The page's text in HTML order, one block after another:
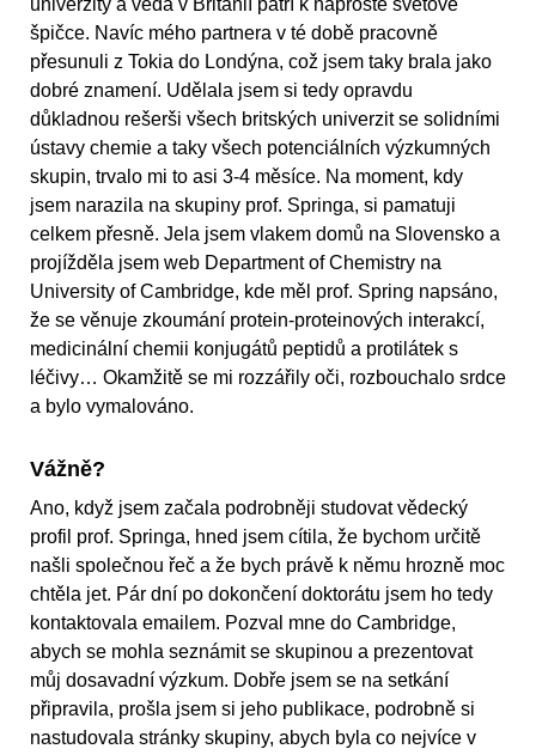
univerzity a věda v Británií patří k naprosté světové
špičce. Navíc mého partnera v té době pracovně
přesunuli z Tokia do Londýna, což jsem taky brala jako
dobré znamení. Udělala jsem si tedy opravdu
důkladnou rešerši všech britských univerzit se solidními
ústavy chemie a taky všech potenciálních výzkumných
skupin, trvalo mi to asi 3-4 měsíce. Na moment, kdy
jsem narazila na skupiny prof. Springa, si pamatuji
celkem přesně. Jela jsem vlakem domů na Slovensko a
projížděla jsem web Department of Chemistry na
University of Cambridge, kde měl prof. Spring napsáno,
že se věnuje zkoumání protein-proteinových interakcí,
medicinální chemii konjugátů peptidů a protilátek s
léčivy… Okamžitě se mi rozzářily oči, rozbouchalo srdce
a bylo vymalováno.
Vážně?
Ano, když jsem začala podrobněji studovat vědecký
profil prof. Springa, hned jsem cítila, že bychom určitě
našli společnou řeč a že bych právě k němu hrozně moc
chtěla jet. Pár dní po dokončení doktorátu jsem ho tedy
kontaktovala emailem. Pozval mne do Cambridge,
abych se mohla seznámit se skupinou a prezentovat
můj dosavadní výzkum. Dobře jsem se na setkání
připravila, prošla jsem si jeho publikace, podrobně si
nastudovala stránky skupiny, abych byla co nejvíce v